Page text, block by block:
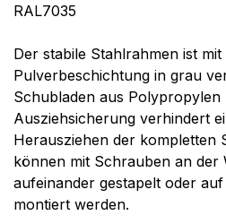
RAL7035
Der stabile Stahlrahmen ist
Pulverbeschichtung in grau
Schubladen aus Polypropylen
Ausziehsicherung verhindert
Herausziehen der kompletten
können mit Schrauben an der
aufeinander gestapelt oder
montiert werden.